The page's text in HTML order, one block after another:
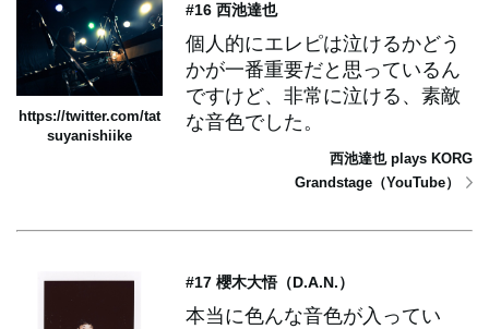
https://twitter.com/tat
suyanishiike
#16 西池達也
個人的にエレピは泣けるかどう
かが一番重要だと思っているん
ですけど、非常に泣ける、素敵
な音色でした。
西池達也 plays KORG
Grandstage（YouTube）
#17 櫻木大悟（D.A.N.）
本当に色んな音色が入ってい